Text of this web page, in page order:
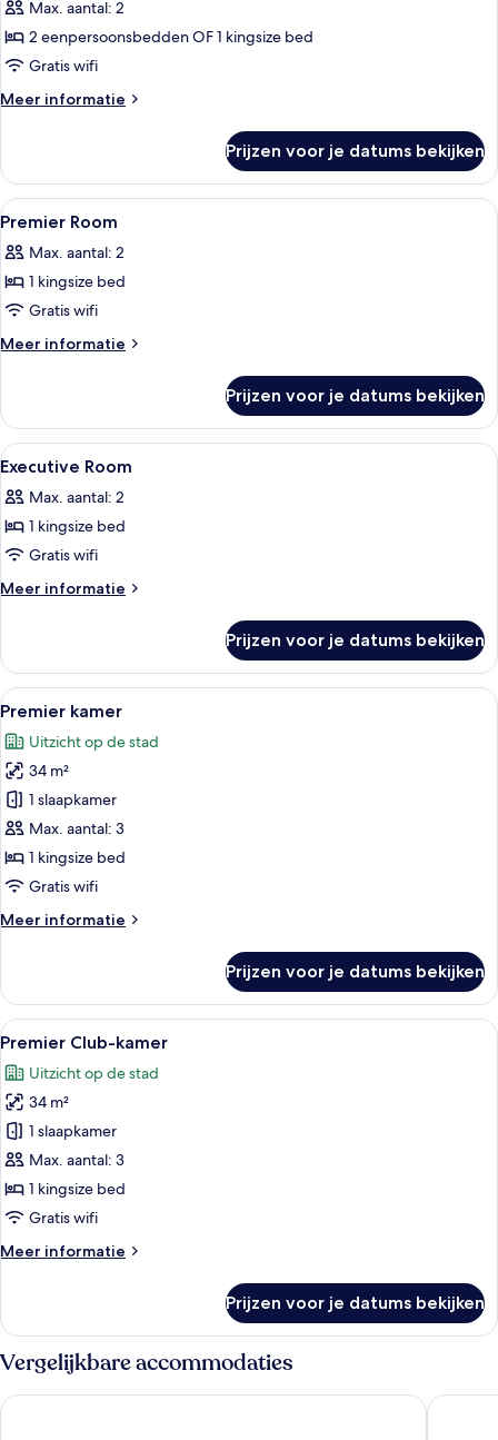
Room
(Newly
voor
Deluxe
Room
laden
Max. aantal: 2
2 eenpersoonsbedden OF 1 kingsize bed
Gratis wifi
Meer informatie
Meer
Room
Prijzen voor je datums bekijken
Alle
foto's
voor
Premier
Room
laden
Een kluis op de kamer, een bureau,
5
Premier Room
Max. aantal: 2
1 kingsize bed
Gratis wifi
Meer informatie
Meer
Room
Prijzen voor je datums bekijken
Alle
foto's
voor
Executive
Room
laden
Een kluis op de kamer, een bureau,
6
Executive Room
Max. aantal: 2
1 kingsize bed
Gratis wifi
Meer informatie
Meer
Room
Prijzen voor je datums bekijken
Alle
foto's
voor
Premier
kamer
laden
Een hotelkamer met een groot bed,
7
Premier kamer
Uitzicht op de stad
34 m²
1 slaapkamer
Max. aantal: 3
1 kingsize bed
Gratis wifi
Meer informatie
Meer
kamer
Prijzen voor je datums bekijken
Alle
foto's
voor
Premier
Club-
kamer
laden
Een hotelkamer met een bed,
7
Premier Club-kamer
Uitzicht op de stad
34 m²
1 slaapkamer
Max. aantal: 3
1 kingsize bed
Gratis wifi
Meer informatie
Meer
Club-
Prijzen voor je datums bekijken
Vergelijkbare accommodaties
Wyndham Singapore Hotel Pan